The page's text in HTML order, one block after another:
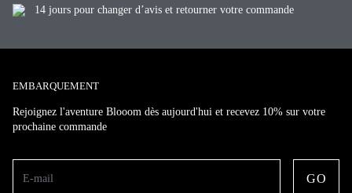
14 jours pour changer d’avis et retourner votre commande
EMBARQUEMENT
Rejoignez l'aventure Blooom dès aujourd'hui et recevez 10% sur votre
prochaine commande
E-mail GO